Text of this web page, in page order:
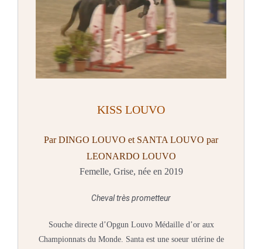
KISS LOUVO
Par DINGO LOUVO et SANTA LOUVO par
LEONARDO LOUVO
Femelle, Grise, née en 2019
Cheval très prometteur
Souche directe d’Opgun Louvo Médaille d’or aux
Championnats du Monde. Santa est une soeur utérine de